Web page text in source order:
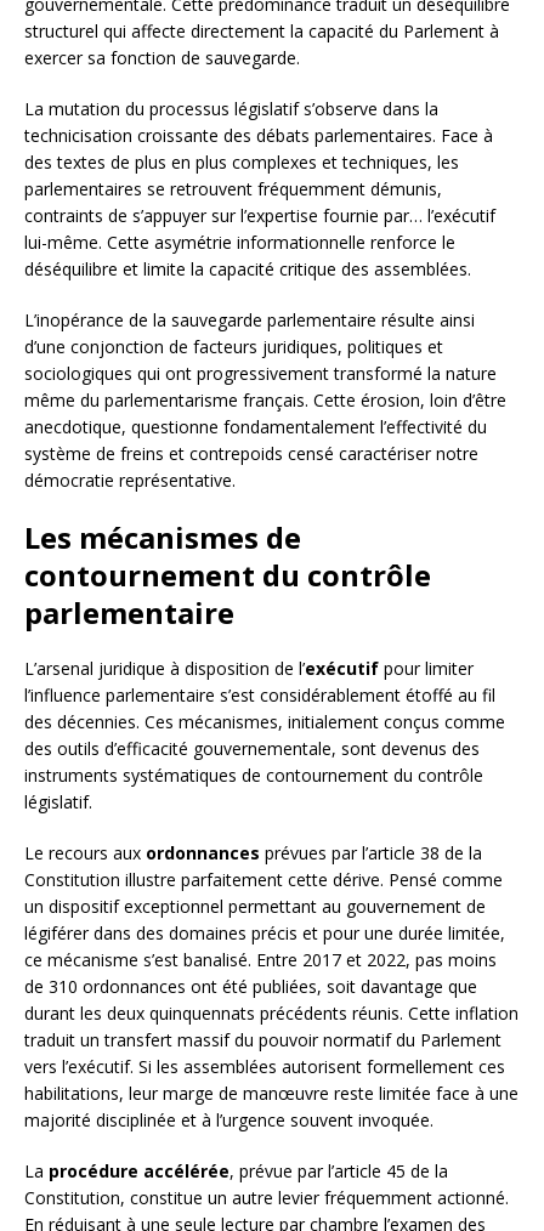
structurel qui affecte directement la capacité du Parlement à
exercer sa fonction de sauvegarde.
La mutation du processus législatif s’observe dans la
technicisation croissante des débats parlementaires. Face à
des textes de plus en plus complexes et techniques, les
parlementaires se retrouvent fréquemment démunis,
contraints de s’appuyer sur l’expertise fournie par… l’exécutif
lui-même. Cette asymétrie informationnelle renforce le
déséquilibre et limite la capacité critique des assemblées.
L’inopérance de la sauvegarde parlementaire résulte ainsi
d’une conjonction de facteurs juridiques, politiques et
sociologiques qui ont progressivement transformé la nature
même du parlementarisme français. Cette érosion, loin d’être
anecdotique, questionne fondamentalement l’effectivité du
système de freins et contrepoids censé caractériser notre
démocratie représentative.
Les mécanismes de
contournement du contrôle
parlementaire
L’arsenal juridique à disposition de l’exécutif pour limiter
l’influence parlementaire s’est considérablement étoffé au fil
des décennies. Ces mécanismes, initialement conçus comme
des outils d’efficacité gouvernementale, sont devenus des
instruments systématiques de contournement du contrôle
législatif.
Le recours aux ordonnances prévues par l’article 38 de la
Constitution illustre parfaitement cette dérive. Pensé comme
un dispositif exceptionnel permettant au gouvernement de
légiférer dans des domaines précis et pour une durée limitée,
ce mécanisme s’est banalisé. Entre 2017 et 2022, pas moins
de 310 ordonnances ont été publiées, soit davantage que
durant les deux quinquennats précédents réunis. Cette inflation
traduit un transfert massif du pouvoir normatif du Parlement
vers l’exécutif. Si les assemblées autorisent formellement ces
habilitations, leur marge de manœuvre reste limitée face à une
majorité disciplinée et à l’urgence souvent invoquée.
La procédure accélérée, prévue par l’article 45 de la
Constitution, constitue un autre levier fréquemment actionné.
En réduisant à une seule lecture par chambre l’examen des